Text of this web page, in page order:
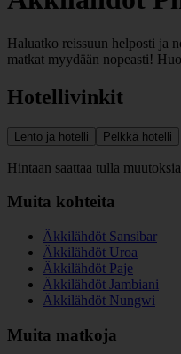
Haluatko reissuun helposti ja
matkat myydään nopeasti!
Hotellivinkit
Lento ja hotelli Pelkkä hotelli
Hintaan saattaa tulla
Muita kohteita
Äkkilähdöt Sansibar
Äkkilähdöt Uroa
Äkkilähdöt Paje
Äkkilähdöt Jambiani
Äkkilähdöt Nungwi
Muita matkoja